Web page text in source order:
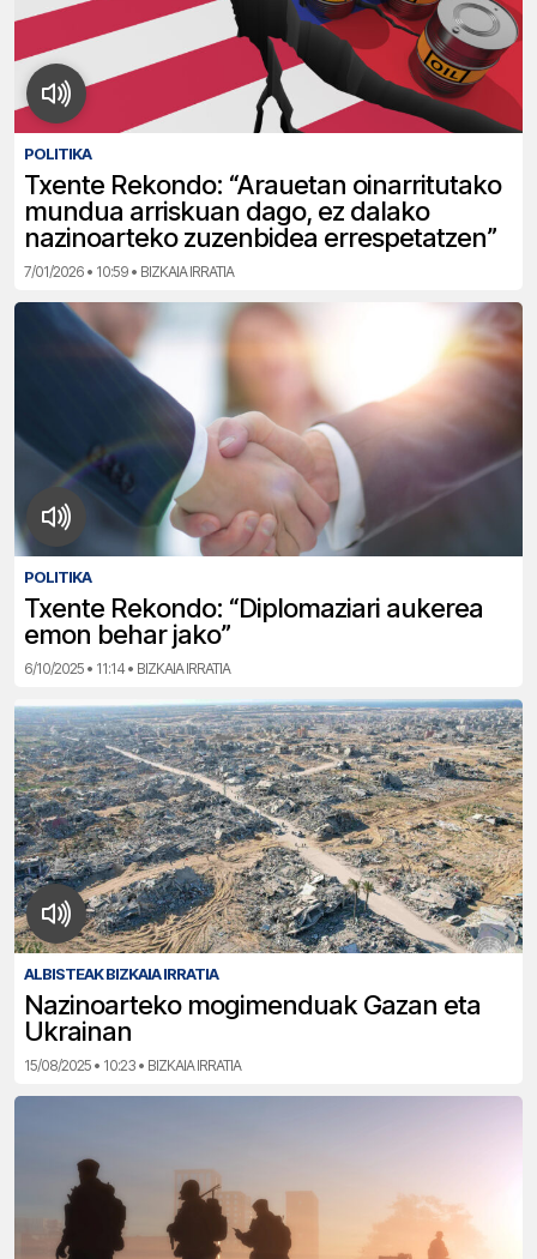
POLITIKA
Txente Rekondo: “Arauetan oinarritutako
mundua arriskuan dago, ez dalako
nazinoarteko zuzenbidea errespetatzen”
7/01/2026 • 10:59 • BIZKAIA IRRATIA
POLITIKA
Txente Rekondo: “Diplomaziari aukerea
emon behar jako”
6/10/2025 • 11:14 • BIZKAIA IRRATIA
ALBISTEAK BIZKAIA IRRATIA
Nazinoarteko mogimenduak Gazan eta
Ukrainan
15/08/2025 • 10:23 • BIZKAIA IRRATIA